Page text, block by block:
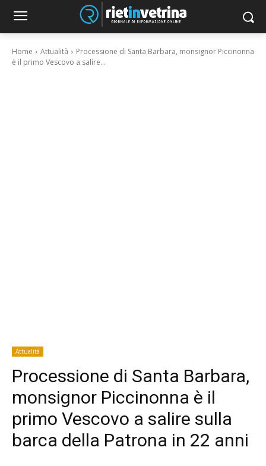
Home Attualità
Processione di Santa Barbara, monsignor Piccinonna
è il primo Vescovo a salire...
Attualità
Processione di Santa Barbara,
monsignor Piccinonna è il
primo Vescovo a salire sulla
barca della Patrona in 22 anni